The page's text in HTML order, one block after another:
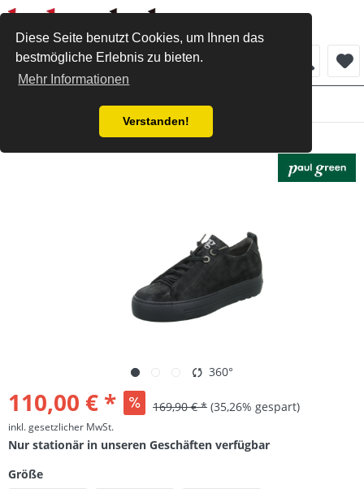
Diese Seite benutzt Cookies, um Ihnen das
bestmögliche Erlebnis zu bieten.
Mehr Informationen
Verstanden!
Menü
Paul Green Sneaker antik black
360°
110,00 € * 169,90 € * (35,26% gespart)
inkl. gesetzlicher MwSt.
Nur stationär in unseren Geschäften verfügbar
Größe